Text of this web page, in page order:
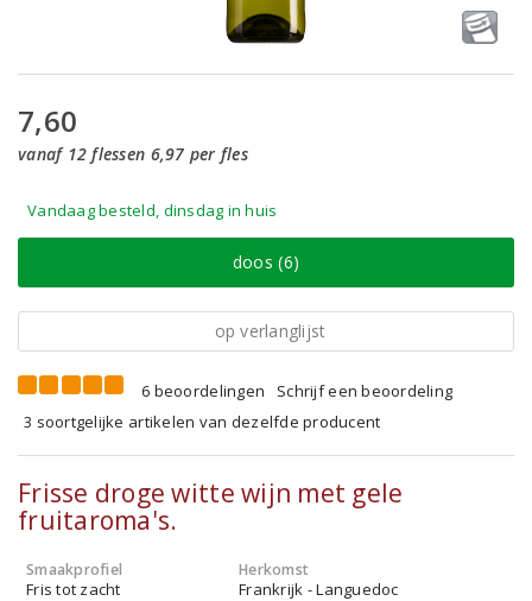
7,60
vanaf 12 flessen 6,97 per fles
Vandaag besteld, dinsdag in huis
doos (6)
op verlanglijst
6 beoordelingen
Schrijf een beoordeling
3 soortgelijke artikelen van dezelfde producent
Frisse droge witte wijn met gele
fruitaroma's.
Smaakprofiel
Fris tot zacht
Herkomst
Frankrijk - Languedoc